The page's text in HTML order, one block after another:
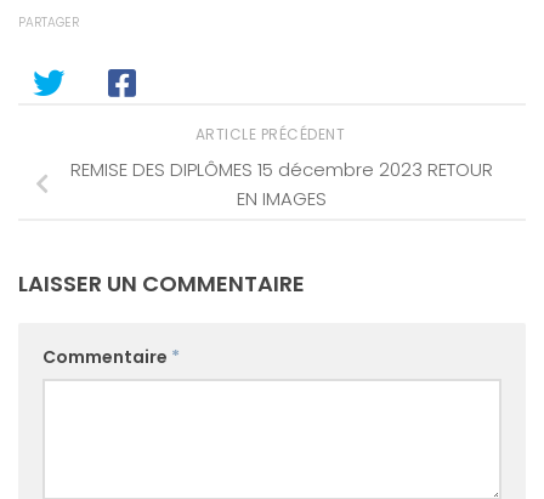
PARTAGER
ARTICLE PRÉCÉDENT
REMISE DES DIPLÔMES 15 décembre 2023 RETOUR
EN IMAGES
LAISSER UN COMMENTAIRE
Commentaire *